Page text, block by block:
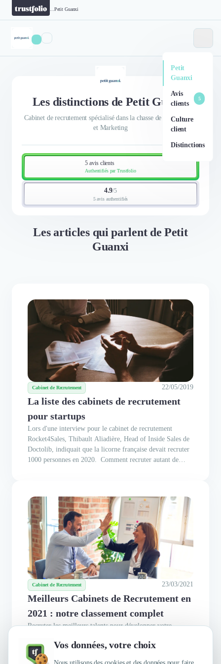
Vos données, votre choix
Petit Guanxi
Petit
Guanxi
Avis
clients
5
Culture
client
Distinctions
Les distinctions de Petit Guanxi
Cabinet de recrutement spécialisé dans la chasse de profils Sales
et Marketing
5 avis clients
Authentifiés par Trustfolio
4.9/5
5 avis authentifiés
Les articles qui parlent de Petit
Guanxi
Cabinet de Recrutement 22/05/2019
La liste des cabinets de recrutement
pour startups
Lors d'une interview pour le cabinet de recrutement
Rocket4Sales, Thibault Aliadière, Head of Inside Sales de
Doctolib, indiquait que la licorne française devait recruter
1000 personnes en 2020. Comment recruter autant de
Cabinet de Recrutement 23/03/2021
Meilleurs Cabinets de Recrutement en
2021 : notre classement complet
Recruter les meilleurs talents pour développer votre
votre entreprise. Du stage au CDI en passant par le CDD
ou l’intérim, chaque type de recrutement a ses spécificités